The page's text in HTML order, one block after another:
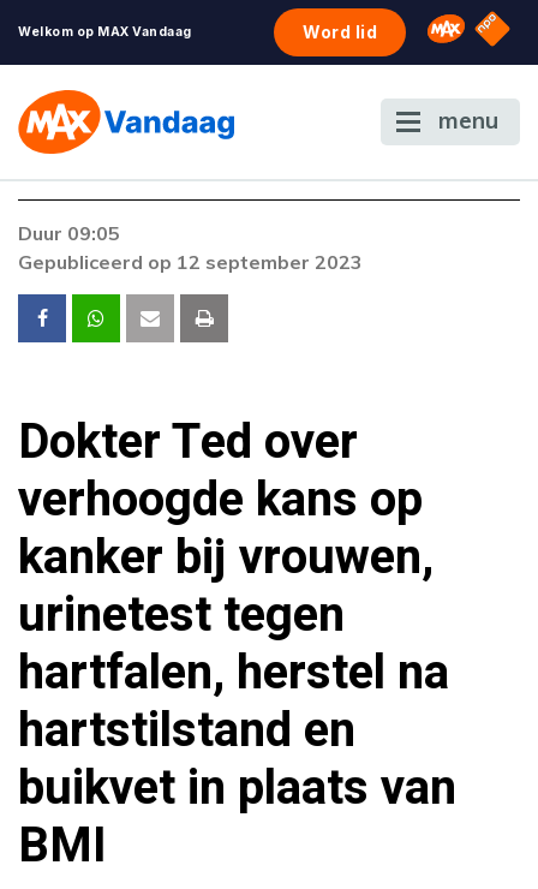
Welkom op MAX Vandaag Word lid Omroep
NPO
menu
De gewenste stream is op dit moment niet
voordoen, neem dan contact op met onze
klantenservice.
Duur 09:05
Gepubliceerd op 12 september 2023
Dokter Ted over
verhoogde kans op
kanker bij vrouwen,
urinetest tegen
hartfalen, herstel na
hartstilstand en
buikvet in plaats van
BMI